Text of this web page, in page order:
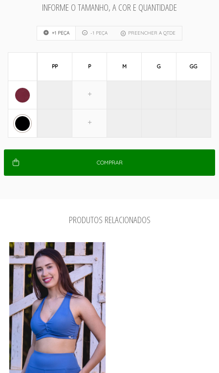
INFORME O TAMANHO, A COR E QUANTIDADE
+1 PEÇA -1 PEÇA PREENCHER A QTDE
PP P M G GG
COMPRAR
PRODUTOS RELACIONADOS